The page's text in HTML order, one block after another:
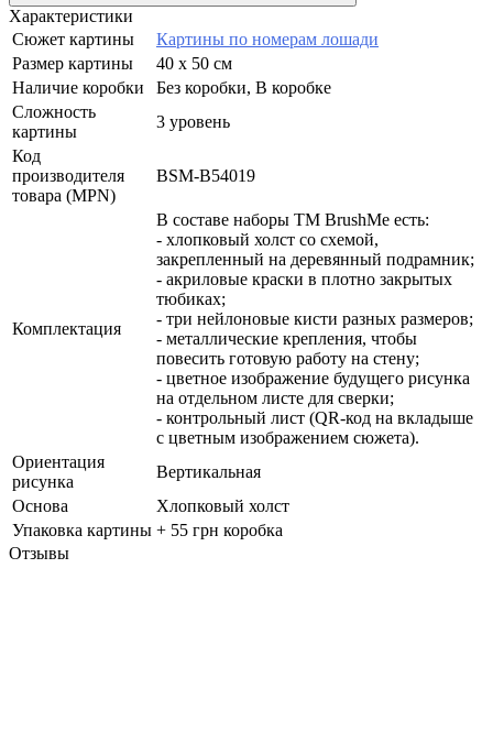
Характеристики
Сюжет картины
Картины по номерам лошади
Размер картины
40 х 50 см
Наличие коробки
Без коробки, В коробке
Сложность
картины
3 уровень
Код
производителя
товара (MPN)
BSM-B54019
Комплектация
В составе наборы ТМ BrushMe есть:
- хлопковый холст со схемой,
закрепленный на деревянный подрамник;
- акриловые краски в плотно закрытых
тюбиках;
- три нейлоновые кисти разных размеров;
- металлические крепления, чтобы
повесить готовую работу на стену;
- цветное изображение будущего рисунка
на отдельном листе для сверки;
- контрольный лист (QR-код на вкладыше
с цветным изображением сюжета).
Ориентация
рисунка
Вертикальная
Основа
Хлопковый холст
Упаковка картины + 55 грн коробка
Отзывы